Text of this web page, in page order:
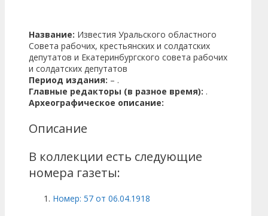
Название: Известия Уральского областного
Совета рабочих, крестьянских и солдатских
депутатов и Екатеринбургского совета рабочих
и солдатских депутатов
Период издания: – .
Главные редакторы (в разное время): .
Археографическое описание:
Описание
В коллекции есть следующие
номера газеты:
Номер: 57 от 06.04.1918